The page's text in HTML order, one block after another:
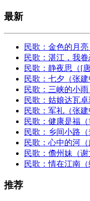
最新
民歌：金色的月亮
民歌：湛江，我
民歌：静夜思（[
民歌：七夕（张建
民歌：三峡的小雨
民歌：姑娘达瓦卓
民歌：军礼（张建
民歌：健康是福（
民歌：乡间小路（
民歌：心中的河（
民歌：儋州妹（谢
民歌：情在江南（
推荐